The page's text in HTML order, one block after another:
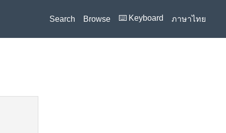
Search Browse ⌨️ Keyboard ภาษาไทย